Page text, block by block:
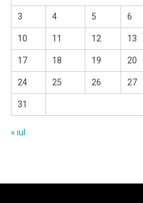
3 4 5 6
10 11 12 13
17 18 19 20
24 25 26 27
31
« iul.